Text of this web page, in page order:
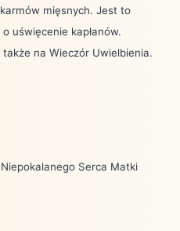
mięsnych. Jest to
uświęcenie kapłanów.
na Wieczór Uwielbienia.
Serca Matki